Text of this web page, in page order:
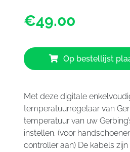
€49.00
Op bestellijst
Met deze digitale
temperatuurregelaar van
temperatuur van uw
instellen. (voor
controller aan) De kabels